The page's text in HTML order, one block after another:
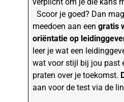
Scoor je goed? Dan
meedoen aan eengratis
oriëntatie op
leer je wat een
wat voor stijl bij jou past
praten over je toekomst.
aan voor de test via de